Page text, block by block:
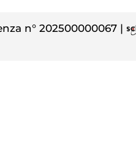
n° 202500000067 |